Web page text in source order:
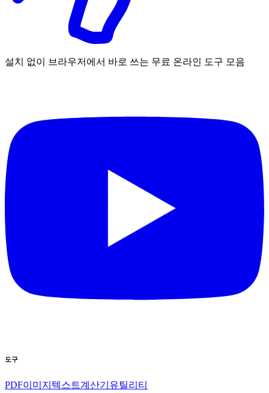
설치 없이 브라우저에서 바로 쓰는 무료 온라인 도구 모음
도구
PDF이미지 텍스트계산기 유틸리티